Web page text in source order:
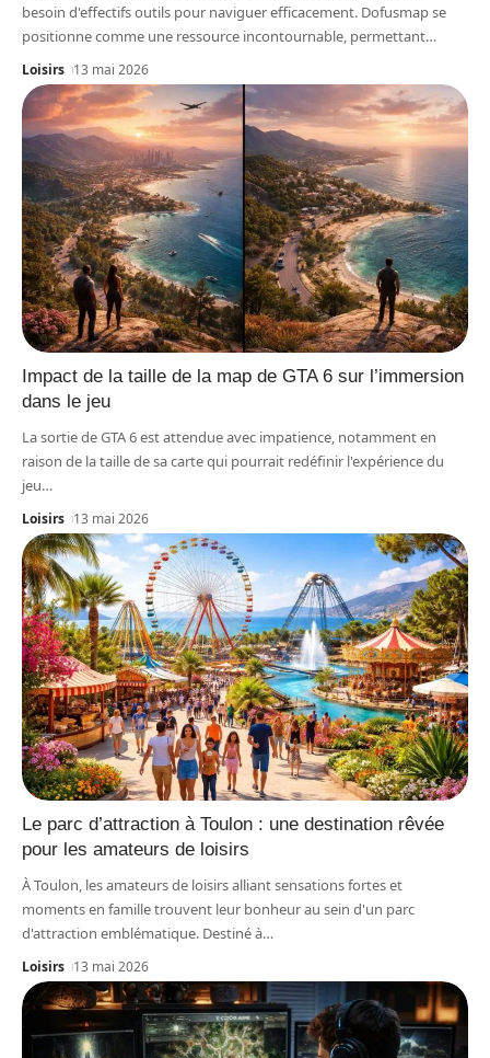
besoin d'effectifs outils pour naviguer efficacement. Dofusmap se
positionne comme une ressource incontournable, permettant…
Loisirs 13 mai 2026
Impact de la taille de la map de GTA 6 sur l’immersion
dans le jeu
La sortie de GTA 6 est attendue avec impatience, notamment en
raison de la taille de sa carte qui pourrait redéfinir l'expérience du
jeu…
Loisirs 13 mai 2026
Le parc d’attraction à Toulon : une destination rêvée
pour les amateurs de loisirs
À Toulon, les amateurs de loisirs alliant sensations fortes et
moments en famille trouvent leur bonheur au sein d'un parc
d'attraction emblématique. Destiné à…
Loisirs 13 mai 2026